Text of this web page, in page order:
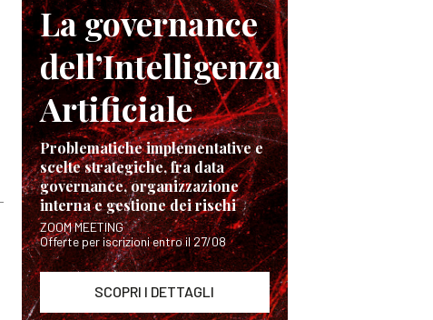
La governance
dell’Intelligenza
Artificiale
Problematiche implementative e
scelte strategiche, fra data
governance, organizzazione
interna e gestione dei rischi
ZOOM MEETING
Offerte per iscrizioni entro il 27/08
SCOPRI I DETTAGLI